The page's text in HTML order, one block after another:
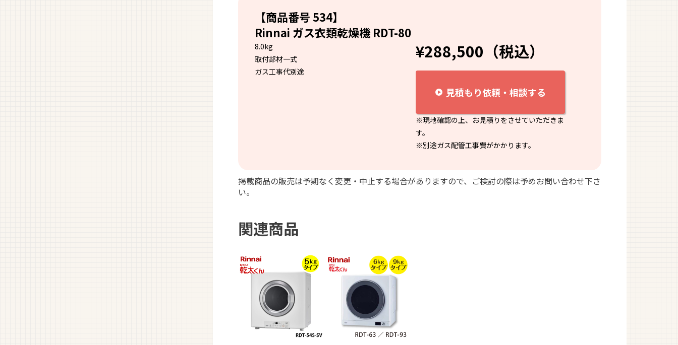
【商品番号 534】
Rinnai ガス衣類乾燥機 RDT-80
8.0kg
取付部材一式
ガス工事代別途
¥288,500（税込）
見積もり依頼・相談する
※現地確認の上、お見積りをさせていただきま
す。
※別途ガス配管工事費がかかります。
掲載商品の販売は予期なく変更・中止する場合がありますので、ご検討の際は予めお問い合わせ下さ
い。
関連商品